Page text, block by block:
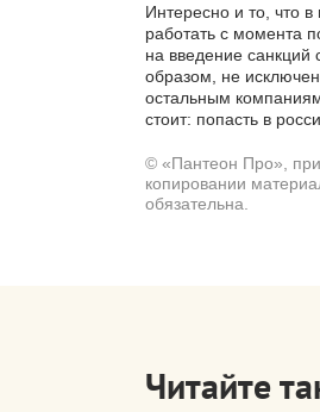
Интересно и то, что
работать с момента
на введение
образом, не
остальным
стоит: попасть в
© «Пантеон Про»,
копировании
обязательна.
Читайте